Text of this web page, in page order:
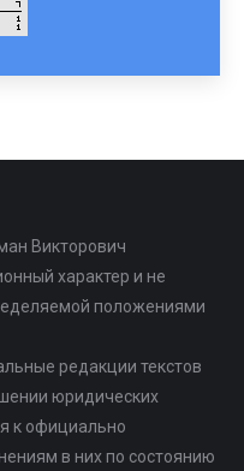
Викторович
характер и не
положениями
редакции текстов
юридических
к официально
в них по состоянию